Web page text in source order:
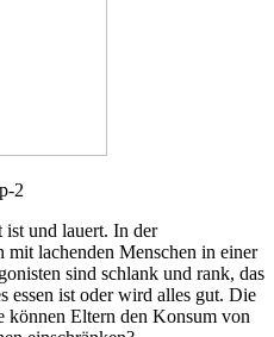
2
ist und lauert. In der
lachenden Menschen in einer
sind schlank und rank, das
essen ist oder wird alles gut. Die
können Eltern den Konsum von